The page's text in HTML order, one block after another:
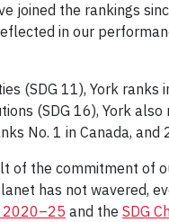
joined the rankings
in our
(SDG 11), York
(SDG 16), York
No. 1 in Canada, and
of the commitment of
has not wavered,
2020–25 and the SDG